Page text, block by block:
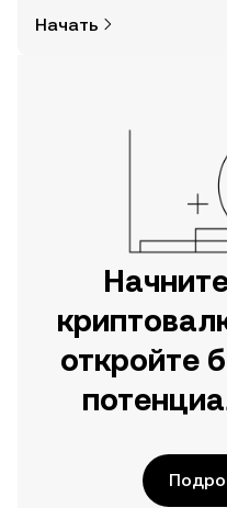
так сложно. Начните
Начать
откройте